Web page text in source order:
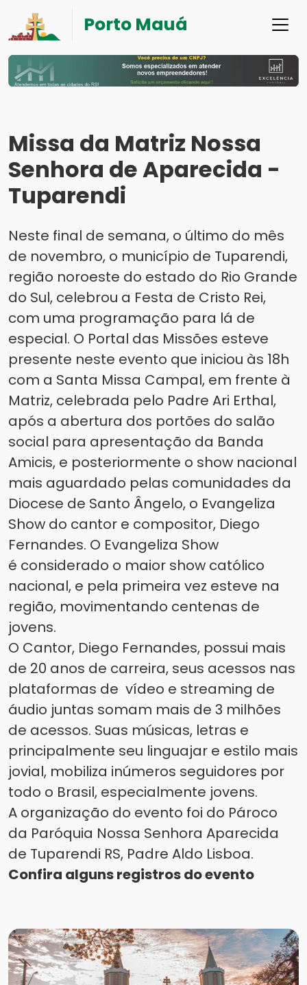
Porto Mauá
Missa da Matriz Nossa
Senhora de Aparecida -
Tuparendi
Neste final de semana, o último do mês
de novembro, o município de Tuparendi,
região noroeste do estado do Rio Grande
do Sul, celebrou a Festa de Cristo Rei,
com uma programação para lá de
especial. O Portal das Missões esteve
presente neste evento que iniciou às 18h
com a Santa Missa Campal, em frente à
Matriz, celebrada pelo Padre Ari Erthal,
após a abertura dos portões do salão
social para apresentação da Banda
Amicis, e posteriormente o show nacional
mais aguardado pelas comunidades da
Diocese de Santo Ângelo, o Evangeliza
Show do cantor e compositor, Diego
Fernandes. O Evangeliza Show
é considerado o maior show católico
nacional, e pela primeira vez esteve na
região, movimentando centenas de
jovens.
O Cantor, Diego Fernandes, possui mais
de 20 anos de carreira, seus acessos nas
plataformas de vídeo e streaming de
áudio juntas somam mais de 3 milhões
de acessos. Suas músicas, letras e
principalmente seu linguajar e estilo mais
jovial, mobiliza inúmeros seguidores por
todo o Brasil, especialmente jovens.
A organização do evento foi do Pároco
da Paróquia Nossa Senhora Aparecida
de Tuparendi RS, Padre Aldo Lisboa.
Confira alguns registros do evento